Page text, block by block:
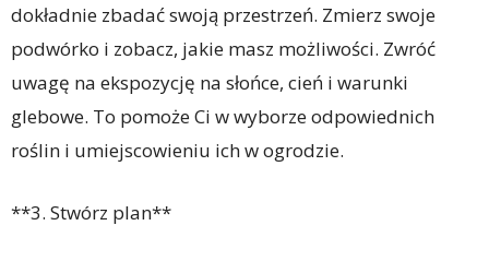
dokładnie zbadać swoją przestrzeń. Zmierz swoje
podwórko i zobacz, jakie masz możliwości. Zwróć
uwagę na ekspozycję na słońce, cień i warunki
glebowe. To pomoże Ci w wyborze odpowiednich
roślin i umiejscowieniu ich w ogrodzie.
**3. Stwórz plan**